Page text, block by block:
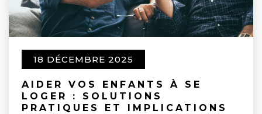
18 DÉCEMBRE 2025
AIDER VOS ENFANTS À SE
LOGER : SOLUTIONS
PRATIQUES ET IMPLICATIONS